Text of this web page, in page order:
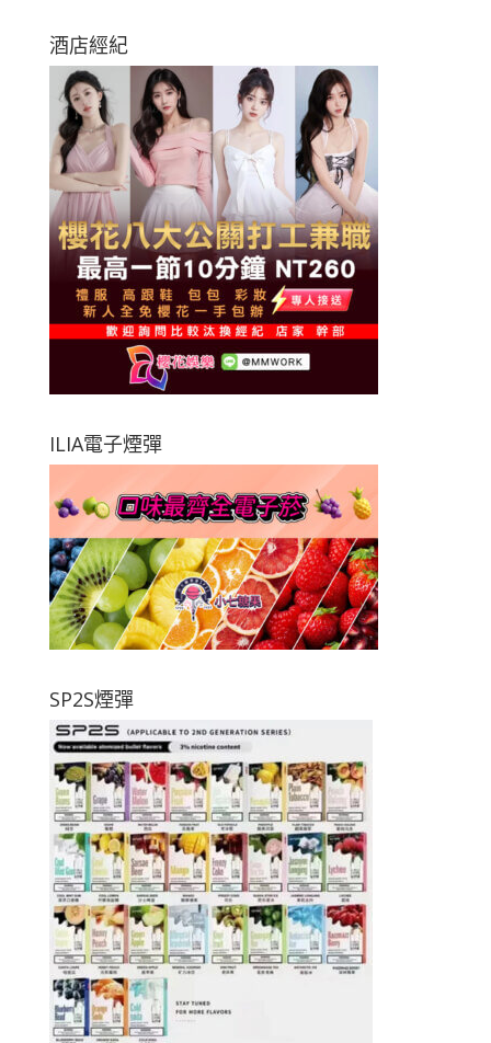
酒店經紀
ILIA電子煙彈
SP2S煙彈